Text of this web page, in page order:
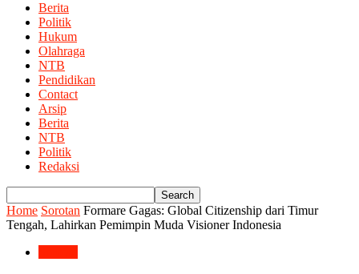
Berita
Politik
Hukum
Olahraga
NTB
Pendidikan
Contact
Arsip
Berita
NTB
Politik
Redaksi
Home Sorotan Formare Gagas: Global Citizenship dari Timur
Tengah, Lahirkan Pemimpin Muda Visioner Indonesia